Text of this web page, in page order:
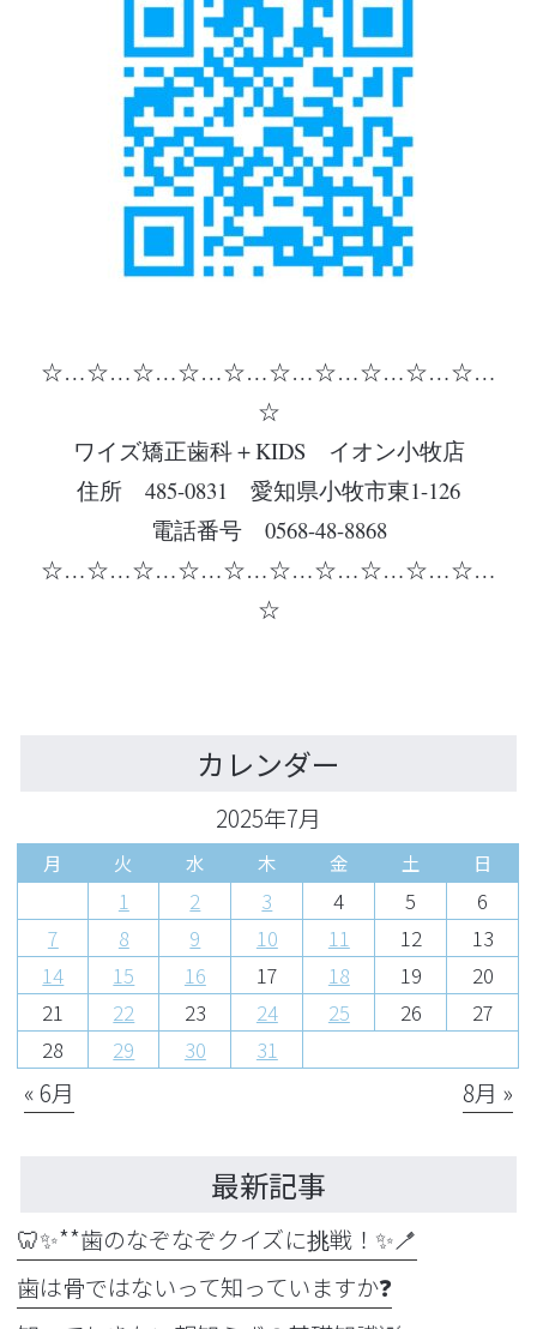
☆…☆…☆…☆…☆…☆…☆…☆…☆…☆…
☆
ワイズ矯正歯科＋KIDS イオン小牧店
住所 485-0831 愛知県小牧市東1-126
電話番号 0568-48-8868
☆…☆…☆…☆…☆…☆…☆…☆…☆…☆…
☆
カレンダー
2025年7月
月 火 水 木 金 土 日
1 2 3 4 5
6
7
8 9 10 11 12
13
14
15 16 17 18 19
20
21
22 23 24 25 26
27
28
29 30 31
« 6月 8月 »
最新記事
🦷✨**歯のなぞなぞクイズに挑戦！✨🪥
歯は骨ではないって知っていますか❓